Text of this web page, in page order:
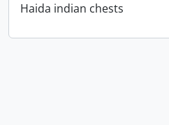
Haida indian chests